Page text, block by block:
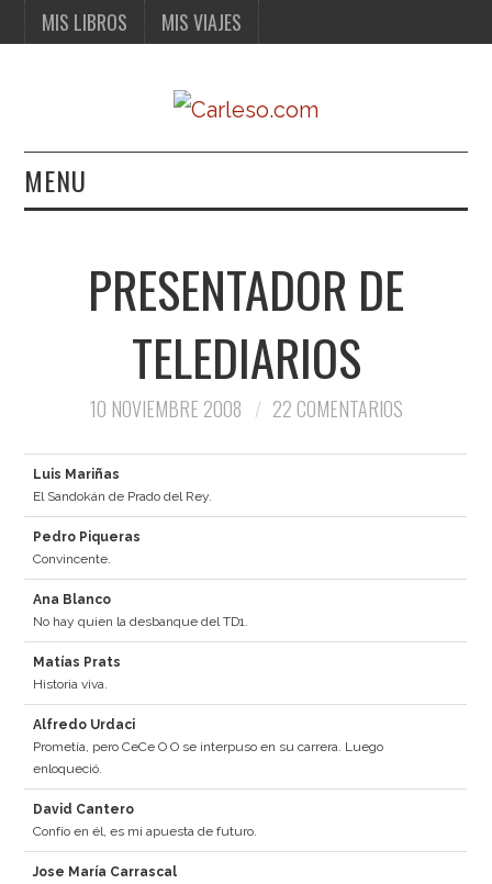
MIS LIBROS MIS VIAJES
MENU
MIS VIAJES
PRESENTADOR DE
TELEDIARIOS
10 NOVIEMBRE 2008 22 COMENTARIOS
Luis Mariñas
El Sandokán de Prado del Rey.
Pedro Piqueras
Convincente.
Ana Blanco
No hay quien la desbanque del TD1.
Matías Prats
Historia viva.
Alfredo Urdaci
Prometía, pero CeCe O O se interpuso en su carrera. Luego
enloqueció.
David Cantero
Confío en él, es mi apuesta de futuro.
Jose María Carrascal